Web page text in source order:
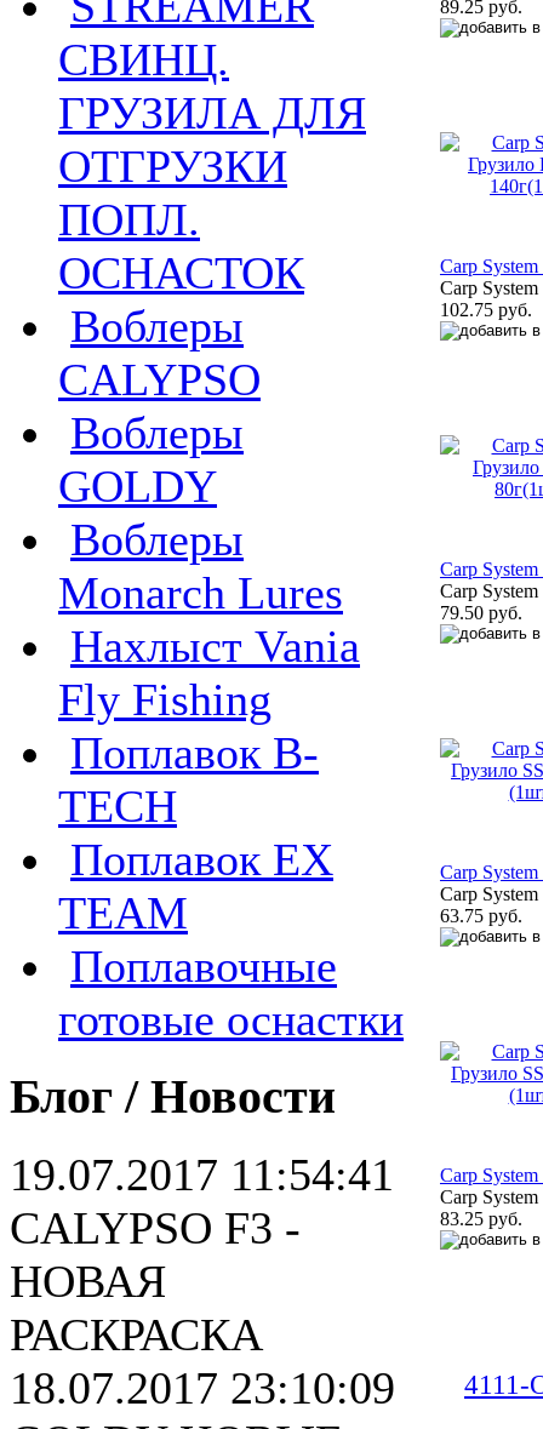
СВИНЦ.
ГРУЗИЛА ДЛЯ
ОТГРУЗКИ
ПОПЛ.
ОСНАСТОК
Воблеры
CALYPSO
Воблеры
GOLDY
Воблеры
Monarch Lures
Нахлыст Vania
Fly Fishing
Поплавок B-
TECH
Поплавок EX
TEAM
Поплавочные
готовые оснастки
Блог / Новости
19.07.2017 11:54:41
CALYPSO F3 -
НОВАЯ
РАСКРАСКА
18.07.2017 23:10:09
89.25 руб.
Carp
Carp
102.75 руб.
Carp
Carp
79.50 руб.
Carp
Carp
63.75 руб.
Carp
Carp
83.25 руб.
4111-